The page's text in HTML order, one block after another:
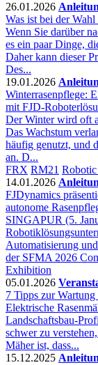
26.01.2026
Was ist bei der
Wenn Sie darüber
es ein paar Dinge,
Daher kann dieser
Des...
19.01.2026
Winterrasenpflege:
mit FJD-
Der Winter wird oft
Das Wachstum
häufig genutzt, und
an. D...
FRX RM21
14.01.2026
FJDynamics
autonome
SINGAPUR (5.
Automatisierung
der SFMA 2026
Exhibition
05.01.2026
7 Tipps zur
Elektrische
Landschaftsbau-
schwer zu
Mäher ist, dass...
15.12.2025